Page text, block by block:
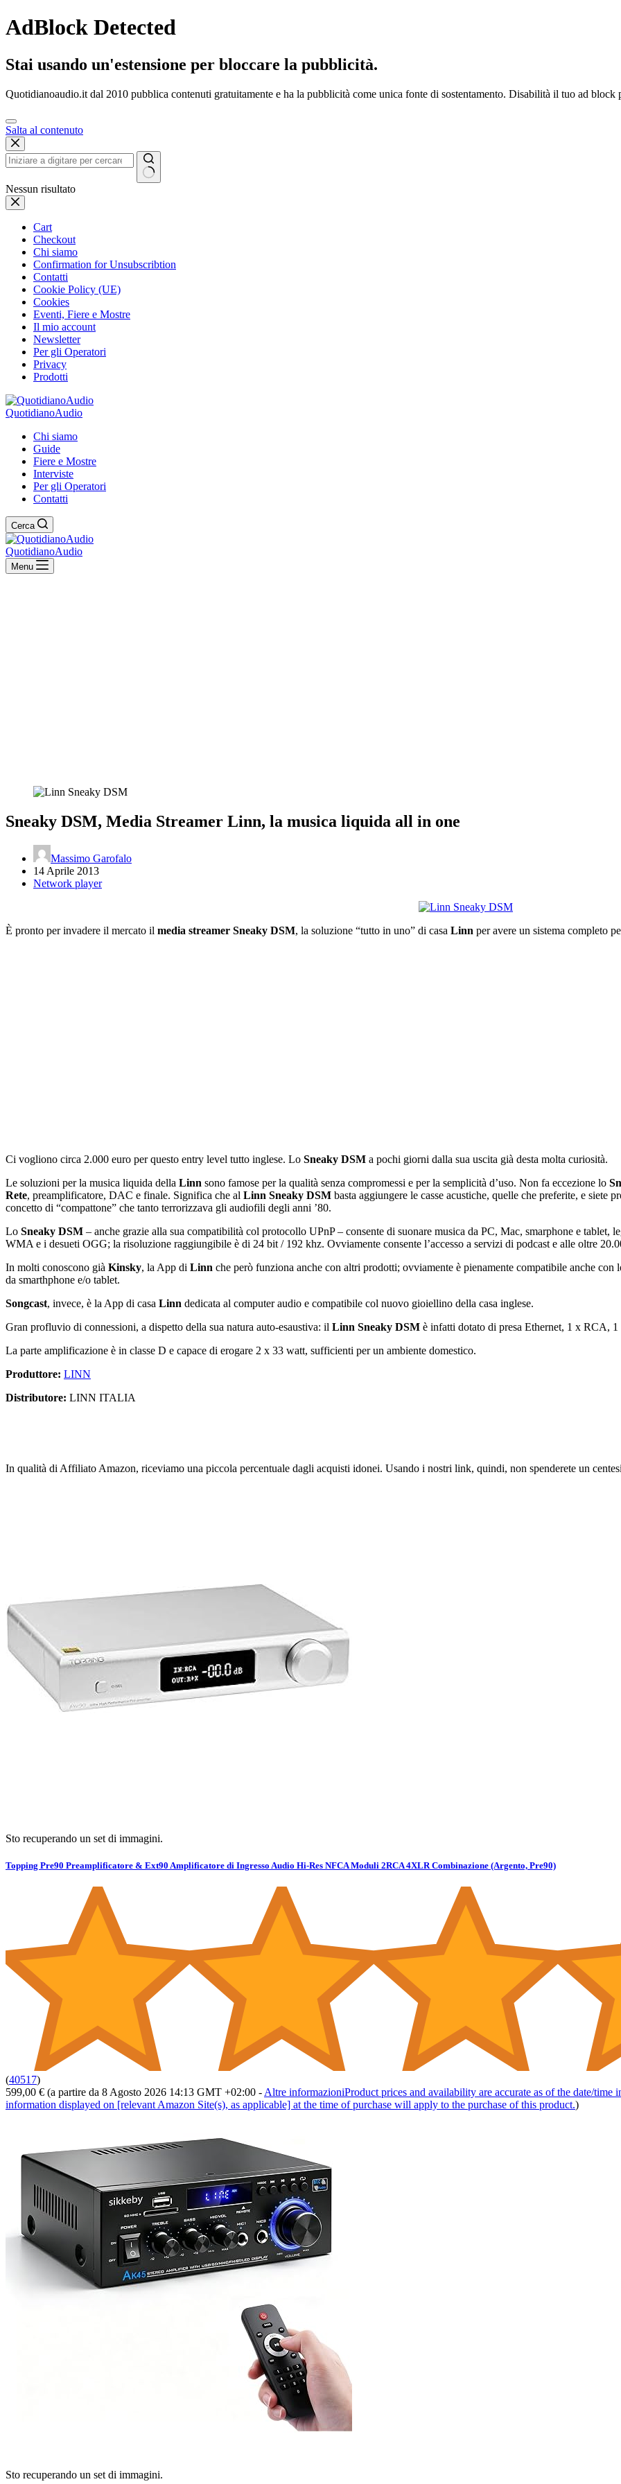
AdBlock Detected
Stai usando un'estensione per bloccare la pubblicità.
Quotidianoaudio.it dal 2010 pubblica contenuti gratuitamente e ha la pubblicità come unica fonte di sostentamento. Disabilità il tuo ad block
Salta al contenuto
Nessun risultato
Cart
Checkout
Chi siamo
Confirmation for Unsubscribtion
Contatti
Cookie Policy (UE)
Cookies
Eventi, Fiere e Mostre
Il mio account
Newsletter
Per gli Operatori
Privacy
Prodotti
QuotidianoAudio
Chi siamo
Guide
Fiere e Mostre
Interviste
Per gli Operatori
Contatti
Cerca
QuotidianoAudio
Menu
Sneaky DSM, Media Streamer Linn, la musica liquida all in one
Massimo Garofalo
14 Aprile 2013
Network player
È pronto per invadere il mercato il media streamer Sneaky DSM, la soluzione “tutto in uno” di casa Linn per avere un sistema completo
Ci vogliono circa 2.000 euro per questo entry level tutto inglese. Lo Sneaky DSM a pochi giorni dalla sua uscita già desta molta curiosità.
Le soluzioni per la musica liquida della Linn sono famose per la qualità senza compromessi e per la semplicità d’uso. Non fa eccezione lo
Rete, preamplificatore, DAC e finale. Significa che al Linn Sneaky DSM basta aggiungere le casse acustiche, quelle che preferite, e
concetto di “compattone” che tanto terrorizzava gli audiofili degli anni ’80.
Lo Sneaky DSM – anche grazie alla sua compatibilità col protocollo UPnP – consente di suonare musica da PC, Mac, smarphone e
WMA e i desueti OGG; la risoluzione raggiungibile è di 24 bit / 192 khz. Ovviamente consente l’accesso a servizi di podcast e alle oltre
In molti conoscono già Kinsky, la App di Linn che però funziona anche con altri prodotti; ovviamente è pienamente compatibile anche
da smarthphone e/o tablet.
Songcast, invece, è la App di casa Linn dedicata al computer audio e compatibile col nuovo gioiellino della casa inglese.
Gran profluvio di connessioni, a dispetto della sua natura auto-esaustiva: il Linn Sneaky DSM è infatti dotato di presa Ethernet, 1 x RCA,
La parte amplificazione è in classe D e capace di erogare 2 x 33 watt, sufficienti per un ambiente domestico.
Produttore: LINN
Distributore: LINN ITALIA
In qualità di Affiliato Amazon, riceviamo una piccola percentuale dagli acquisti idonei. Usando i nostri link, quindi, non spenderete un
Sto recuperando un set di immagini.
Topping Pre90 Preamplificatore & Ext90 Amplificatore di Ingresso Audio Hi-Res NFCA Moduli 2RCA 4XLR Combinazione (Argento, Pre90)
(40517)
599,00 € (a partire da 8 Agosto 2026 14:13 GMT +02:00 - Altre informazioniProduct prices and availability are accurate as of the date/
information displayed on [relevant Amazon Site(s), as applicable] at the time of purchase will apply to the purchase of this product.)
Sto recuperando un set di immagini.